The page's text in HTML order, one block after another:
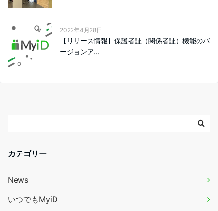
2022年4月28日
【リリース情報】保護者証（関係者証）機能のバ
ージョンア...
カテゴリー
News
いつでもMyiD